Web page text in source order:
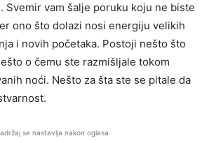
Svemir vam šalje poruku koju ne biste
ono što dolazi nosi energiju velikih
i novih početaka. Postoji nešto što
o čemu ste razmišljale tokom
noći. Nešto za šta ste se pitale da
se nastavlja nakon oglasa